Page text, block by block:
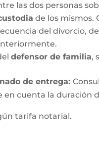
las dos personas
de los mismos.
del divorcio,
defensor de familia,
de entrega:
en cuenta la duración
tarifa notarial.